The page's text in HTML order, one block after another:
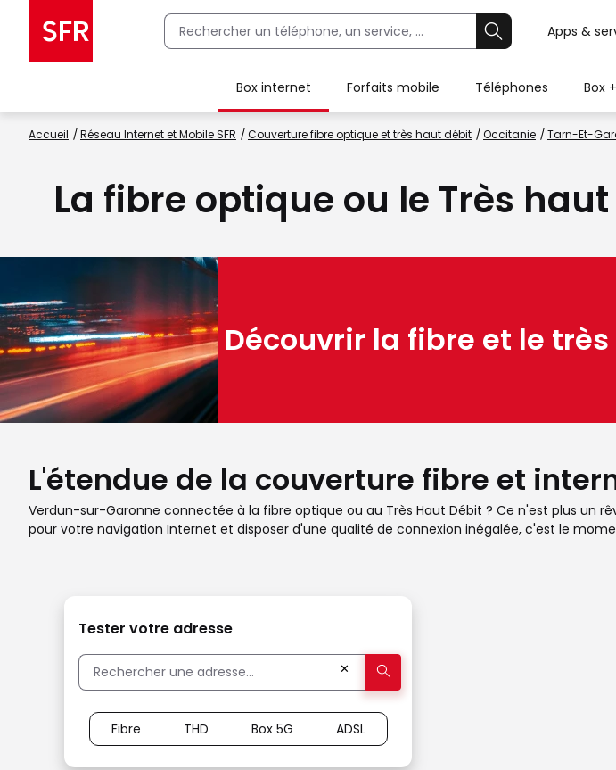
Apps &
Box internet Forfaits mobile Téléphones Box
Accueil Réseau Internet et Mobile SFR Couverture fibre optique et très haut débit Occitanie Tarn-Et-
La fibre optique ou le Très
Découvrir la fibre et le très
L'étendue de la couverture fibre et
Verdun-sur-Garonne connectée à la fibre optique ou au Très Haut Débit ? Ce n'est plus un
pour votre navigation Internet et disposer d'une qualité de connexion inégalée, c'est le
Tester votre adresse
✕
Fibre THD Box 5G ADSL